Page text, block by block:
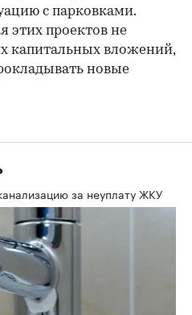
с парковками.
этих проектов не
капитальных вложений,
новые
за неуплату ЖКУ